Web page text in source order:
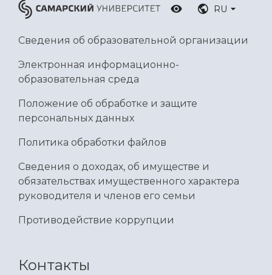
Умный дом бабочек
Сведения об образовательной организации
Официальные документы
RU
Сведения об образовательной организации
Электронная информационно-
образовательная среда
Положение об обработке и защите
персональных данных
Политика обработки файлов
Сведения о доходах, об имуществе и
обязательствах имущественного характера
руководителя и членов его семьи
Противодействие коррупции
Контакты